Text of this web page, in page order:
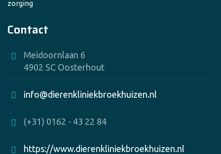
Contact
Meidoornlaan 6
4902 SC Oosterhout
info@dierenkliniekbroekhuizen.nl
(+31) 0162 - 43 22 84
https://www.dierenkliniekbroekhuizen.nl